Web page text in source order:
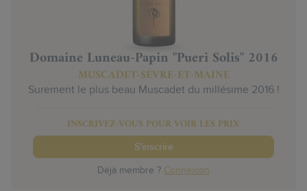
Domaine Luneau-Papin "Pueri Solis" 2016
MUSCADET-SÈVRE-ET-MAINE
Surement le plus beau Muscadet du millésime 2016 !
INSCRIVEZ-VOUS POUR VOIR LES PRIX
S'inscrire
Déjà membre ? Connexion